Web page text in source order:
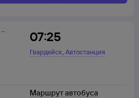
07:25
Гвардейск,Автостанция
Маршрут автобуса